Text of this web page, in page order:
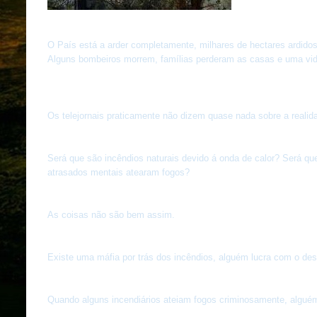
O País está a arder completamente, milhares de hectares
Alguns bombeiros morrem, famílias perderam as casas e uma
Os telejornais praticamente não dizem quase nada sobre a
Será que são incêndios naturais devido á onda de calor? Será
atrasados mentais atearam fogos?
As coisas não são bem assim.
Existe uma máfia por trás dos incêndios, alguém lucra com o
Quando alguns incendiários ateiam fogos criminosamente,